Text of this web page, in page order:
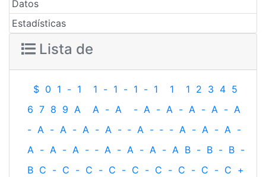
Datos
Estadísticas
Lista de
$ 0 1 - 1 1 - 1 - 1 - 1 1 1 2 3 4 5
6 7 8 9 A A - A - A - A - A - A - A
- A - A - A - A - ‐ A - ‐ - A - A - A -
A - A - A - ‐ A - A - A - A B - B - B -
B C - C - C - C - C - C - C - C - C +